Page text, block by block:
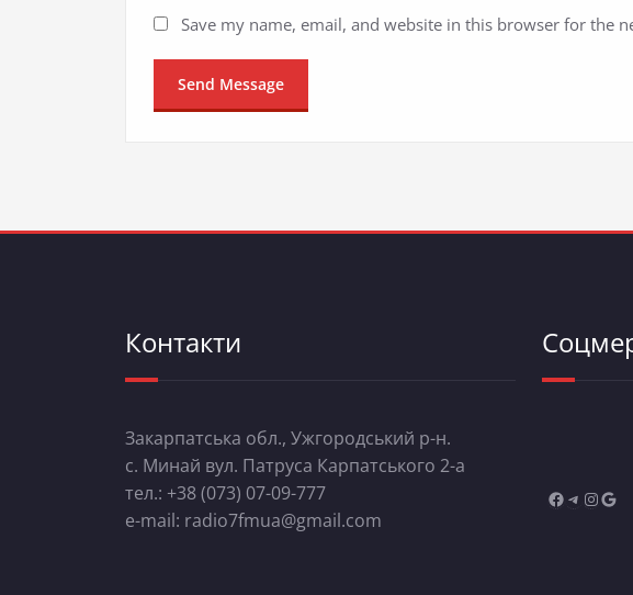
Save my name, email, and website in this browser for the
Контакти
Закарпатська обл., Ужгородський р-н.
с. Минай вул. Патруса Карпатського 2-а
тел.: +38 (073) 07-09-777
e-mail: radio7fmua@gmail.com